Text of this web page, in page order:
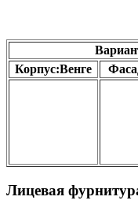
Корпус:Венге
Лицевая